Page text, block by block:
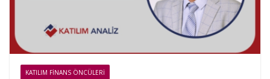
KATILIM FINANS ÖNCÜLERI